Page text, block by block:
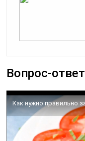
Вопрос-ответ